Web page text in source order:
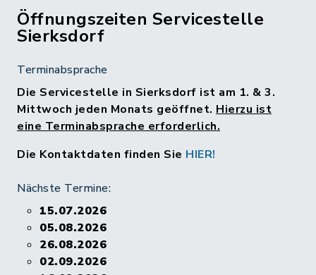
Öffnungszeiten Servicestelle
Sierksdorf
Terminabsprache
Die Servicestelle in Sierksdorf ist am 1. & 3.
Mittwoch jeden Monats geöffnet. Hierzu ist
eine Terminabsprache erforderlich.
Die Kontaktdaten finden Sie HIER!
Nächste Termine:
15.07.2026
05.08.2026
26.08.2026
02.09.2026